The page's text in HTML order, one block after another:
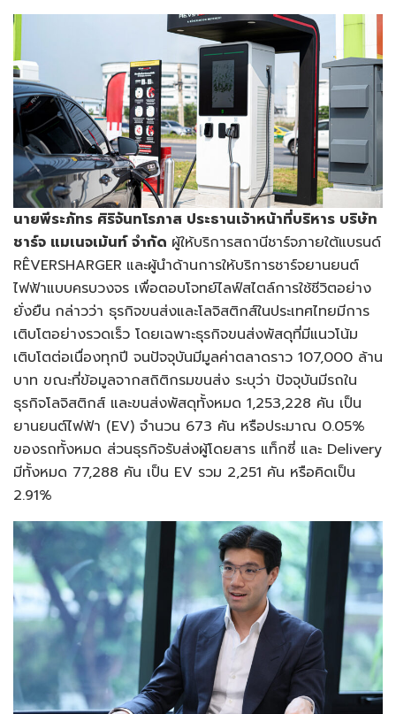
นายพีระภัทร ศิริจันทโรภาส ประธานเจ้าหน้าที่บริหาร บริษัท
ชาร์จ แมเนจเม้นท์ จำกัด ผู้ให้บริการสถานีชาร์จภายใต้แบรนด์
RÊVERSHARGER และผู้นำด้านการให้บริการชาร์จยานยนต์
ไฟฟ้าแบบครบวงจร เพื่อตอบโจทย์ไลฟ์สไตล์การใช้ชีวิตอย่าง
ยั่งยืน กล่าวว่า ธุรกิจขนส่งและโลจิสติกส์ในประเทศไทยมีการ
เติบโตอย่างรวดเร็ว โดยเฉพาะธุรกิจขนส่งพัสดุที่มีแนวโน้ม
เติบโตต่อเนื่องทุกปี จนปัจจุบันมีมูลค่าตลาดราว 107,000 ล้าน
บาท ขณะที่ข้อมูลจากสถิติกรมขนส่ง ระบุว่า ปัจจุบันมีรถใน
ธุรกิจโลจิสติกส์ และขนส่งพัสดุทั้งหมด 1,253,228 คัน เป็น
ยานยนต์ไฟฟ้า (EV) จำนวน 673 คัน หรือประมาณ 0.05%
ของรถทั้งหมด ส่วนธุรกิจรับส่งผู้โดยสาร แท็กซี่ และ Delivery
มีทั้งหมด 77,288 คัน เป็น EV รวม 2,251 คัน หรือคิดเป็น
2.91%